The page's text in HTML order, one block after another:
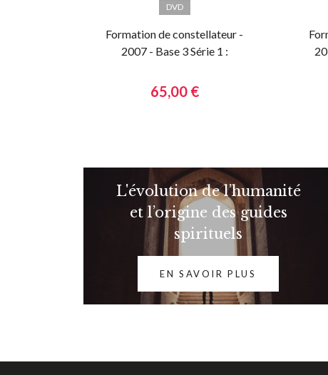
DVD
Formation de constellateur -
2007 - Base 3 Série 1 :
65,00 €
L'évolution de l’humanité
et l’origine des guides
spirituels
EN SAVOIR PLUS